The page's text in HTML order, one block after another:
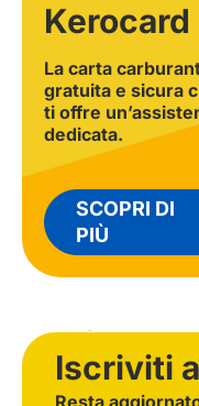
Kerocard​
La carta
gratuita e sicura
ti offre
dedicata.
SCOPRI DI
PIÙ
Iscriviti